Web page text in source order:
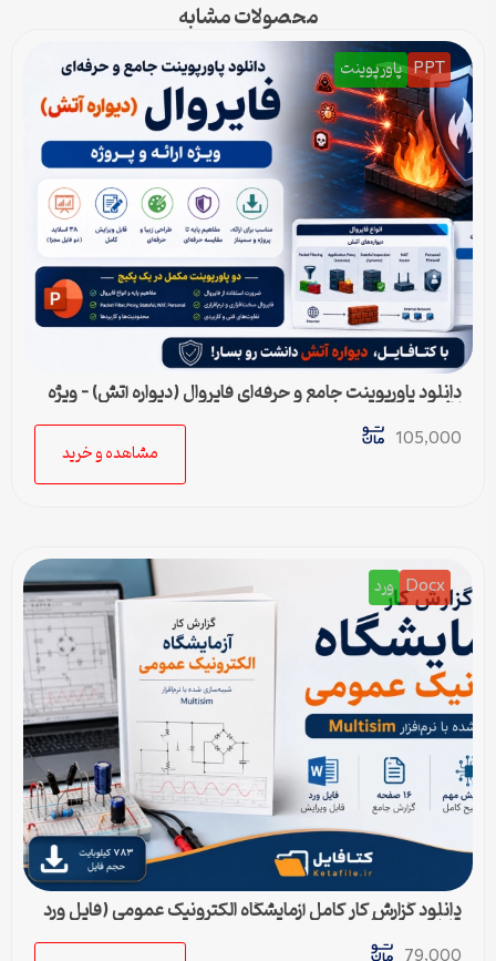
محصولات مشابه
PPT پاورپوینت
دانلود پاورپوینت جامع و حرفه‌ای فایروال (دیواره آتش) – ویژه
ارائه و پروژه
105,000
مشاهده و خرید
Docx ورد
دانلود گزارش کار کامل آزمایشگاه الکترونیک عمومی (فایل ورد
قابل ویرایش)